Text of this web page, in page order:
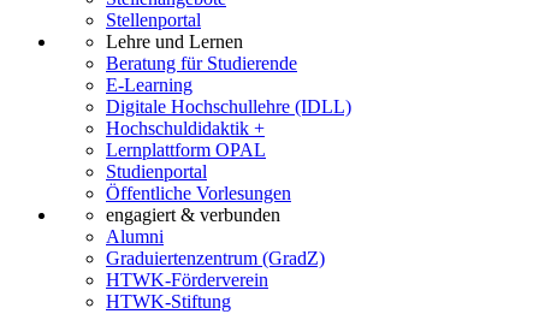
Stellenportal
Lehre und Lernen
Beratung für Studierende
E-Learning
Digitale Hochschullehre (IDLL)
Hochschuldidaktik +
Lernplattform OPAL
Studienportal
Öffentliche Vorlesungen
engagiert & verbunden
Alumni
Graduiertenzentrum (GradZ)
HTWK-Förderverein
HTWK-Stiftung